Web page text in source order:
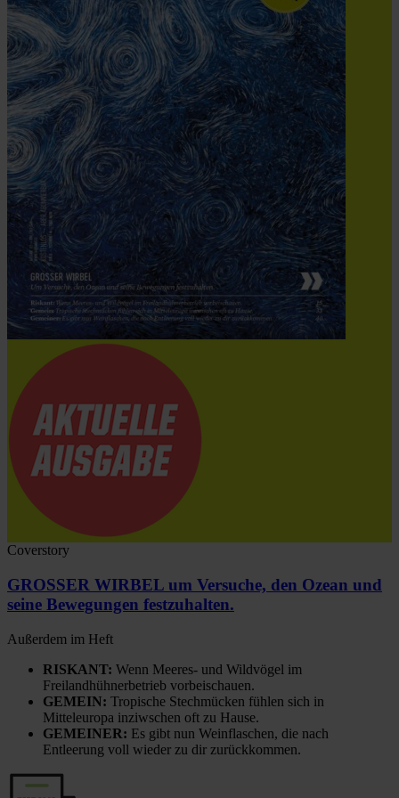
Coverstory
GROSSER WIRBEL um Versuche, den Ozean und
seine Bewegungen festzuhalten.
Außerdem im Heft
RISKANT: Wenn Meeres- und Wildvögel im
Freilandhühnerbetrieb vorbeischauen.
GEMEIN: Tropische Stechmücken fühlen sich in
Mitteleuropa inziwschen oft zu Hause.
GEMEINER: Es gibt nun Weinflaschen, die nach
Entleerung voll wieder zu dir zurückkommen.